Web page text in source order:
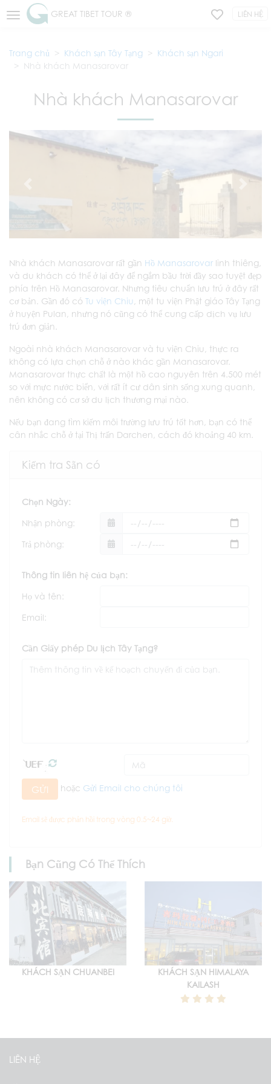
GREAT TIBET TOUR ® LIÊN HỆ
Trang chủ Khách sạn Tây Tạng
Khách sạn Ngari
Nhà khách Manasarovar
Nhà khách Manasarovar
Nhà khách Manasarovar rất gần Hồ Manasarovar linh thiêng,
và du khách có thể ở lại đây để ngắm bầu trời đầy sao tuyệt đẹp
phía trên Hồ Manasarovar. Nhưng tiêu chuẩn lưu trú ở đây rất
cơ bản. Gần đó có Tu viện Chiu, một tu viện Phật giáo Tây Tạng
ở huyện Pulan, nhưng nó cũng có thể cung cấp dịch vụ lưu
trú đơn giản.
Ngoài nhà khách Manasarovar và tu viện Chiu, thực ra
không có lựa chọn chỗ ở nào khác gần Manasarovar.
Manasarovar thực chất là một hồ cao nguyên trên 4.500 mét
so với mực nước biển, với rất ít cư dân sinh sống xung quanh,
nên không có cơ sở du lịch thương mại nào.
Nếu bạn đang tìm kiếm môi trường lưu trú tốt hơn, bạn có thể
cân nhắc chỗ ở tại Thị trấn Darchen, cách đó khoảng 40 km.
Kiểm tra Sẵn có
Chọn Ngày:
Nhận phòng:
Trả phòng:
Thông tin liên hệ của bạn:
Họ và tên:
Email:
Cần Giấy phép Du lịch Tây Tạng?
GỬI hoặc Gửi Email cho chúng tôi
Email sẽ được phản hồi trong vòng 0.5~24 giờ.
Bạn Cũng Có Thể Thích
KHÁCH SẠN CHUANBEI
KHÁCH SẠN HIMALAYA
KAILASH
LIÊN HỆ